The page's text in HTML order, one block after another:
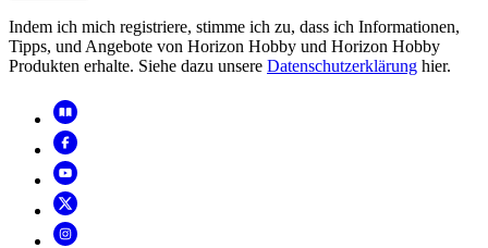
Indem ich mich registriere, stimme ich zu, dass ich Informationen,
Tipps, und Angebote von Horizon Hobby und Horizon Hobby
Produkten erhalte. Siehe dazu unsere Datenschutzerklärung hier.